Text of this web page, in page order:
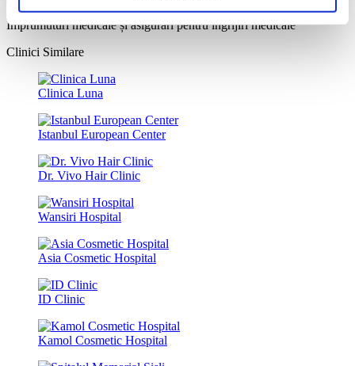
Împrumuturi medicale și asigurări pentru îngrijiri medicale
Clinici Similare
Clinica Luna
Istanbul European Center
Dr. Vivo Hair Clinic
Wansiri Hospital
Asia Cosmetic Hospital
ID Clinic
Kamol Cosmetic Hospital